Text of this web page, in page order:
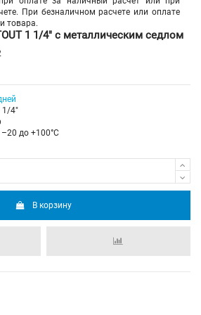
При безналичном расчете или оплате
товара.
1 1/4" с металлическим седлом
1/4"
до +100°С
В корзину